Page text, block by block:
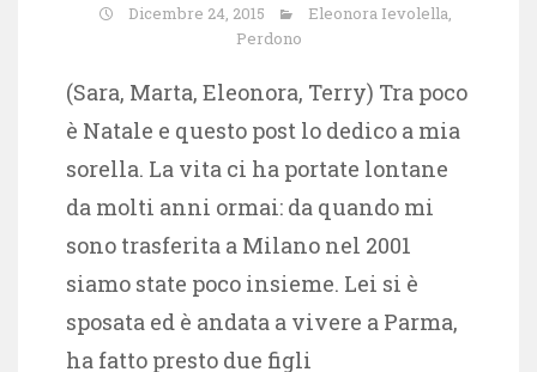
Dicembre 24, 2015 Eleonora Ievolella
Perdono
(Sara, Marta, Eleonora, Terry) Tra poco
è Natale e questo post lo dedico a mia
sorella. La vita ci ha portate lontane
da molti anni ormai: da quando mi
sono trasferita a Milano nel 2001
siamo state poco insieme. Lei si è
sposata ed è andata a vivere a Parma,
ha fatto presto due figli